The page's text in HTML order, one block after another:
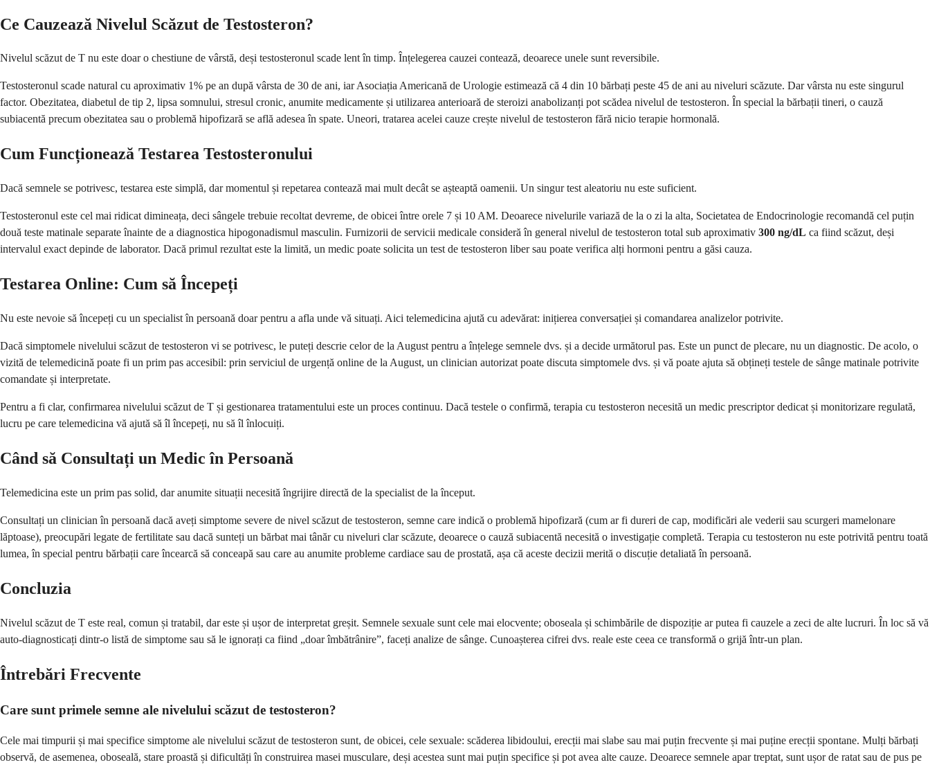
Ce Cauzează Nivelul Scăzut de Testosteron?
Nivelul scăzut de T nu este doar o chestiune de vârstă, deși testosteronul scade lent în timp. Înțelegerea cauzei contează, deoarece unele sunt reversibile.
Testosteronul scade natural cu aproximativ 1% pe an după vârsta de 30 de ani, iar Asociația Americană de Urologie estimează că 4 din 10 bărbați peste 45 de ani au niveluri scăzute. Dar vârsta nu este singurul
factor. Obezitatea, diabetul de tip 2, lipsa somnului, stresul cronic, anumite medicamente și utilizarea anterioară de steroizi anabolizanți pot scădea nivelul de testosteron. În special la bărbații tineri, o cauză
subiacentă precum obezitatea sau o problemă hipofizară se află adesea în spate. Uneori, tratarea acelei cauze crește nivelul de testosteron fără nicio terapie hormonală.
Cum Funcționează Testarea Testosteronului
Dacă semnele se potrivesc, testarea este simplă, dar momentul și repetarea contează mai mult decât se așteaptă oamenii. Un singur test aleatoriu nu este suficient.
Testosteronul este cel mai ridicat dimineața, deci sângele trebuie recoltat devreme, de obicei între orele 7 și 10 AM. Deoarece nivelurile variază de la o zi la alta, Societatea de Endocrinologie recomandă cel puțin
două teste matinale separate înainte de a diagnostica hipogonadismul masculin. Furnizorii de servicii medicale consideră în general nivelul de testosteron total sub aproximativ 300 ng/dL ca fiind scăzut, deși
intervalul exact depinde de laborator. Dacă primul rezultat este la limită, un medic poate solicita un test de testosteron liber sau poate verifica alți hormoni pentru a găsi cauza.
Testarea Online: Cum să Începeți
Nu este nevoie să începeți cu un specialist în persoană doar pentru a afla unde vă situați. Aici telemedicina ajută cu adevărat: inițierea conversației și comandarea analizelor potrivite.
Dacă simptomele nivelului scăzut de testosteron vi se potrivesc, le puteți descrie celor de la August pentru a înțelege semnele dvs. și a decide următorul pas. Este un punct de plecare, nu un diagnostic. De acolo, o
vizită de telemedicină poate fi un prim pas accesibil: prin serviciul de urgență online de la August, un clinician autorizat poate discuta simptomele dvs. și vă poate ajuta să obțineți testele de sânge matinale potrivite
comandate și interpretate.
Pentru a fi clar, confirmarea nivelului scăzut de T și gestionarea tratamentului este un proces continuu. Dacă testele o confirmă, terapia cu testosteron necesită un medic prescriptor dedicat și monitorizare regulată,
lucru pe care telemedicina vă ajută să îl începeți, nu să îl înlocuiți.
Când să Consultați un Medic în Persoană
Telemedicina este un prim pas solid, dar anumite situații necesită îngrijire directă de la specialist de la început.
Consultați un clinician în persoană dacă aveți simptome severe de nivel scăzut de testosteron, semne care indică o problemă hipofizară (cum ar fi dureri de cap, modificări ale vederii sau scurgeri mamelonare
lăptoase), preocupări legate de fertilitate sau dacă sunteți un bărbat mai tânăr cu niveluri clar scăzute, deoarece o cauză subiacentă necesită o investigație completă. Terapia cu testosteron nu este potrivită pentru toată
lumea, în special pentru bărbații care încearcă să conceapă sau care au anumite probleme cardiace sau de prostată, așa că aceste decizii merită o discuție detaliată în persoană.
Concluzia
Nivelul scăzut de T este real, comun și tratabil, dar este și ușor de interpretat greșit. Semnele sexuale sunt cele mai elocvente; oboseala și schimbările de dispoziție ar putea fi cauzele a zeci de alte lucruri. În loc să vă
auto-diagnosticați dintr-o listă de simptome sau să le ignorați ca fiind „doar îmbătrânire”, faceți analize de sânge. Cunoașterea cifrei dvs. reale este ceea ce transformă o grijă într-un plan.
Întrebări Frecvente
Care sunt primele semne ale nivelului scăzut de testosteron?
Cele mai timpurii și mai specifice simptome ale nivelului scăzut de testosteron sunt, de obicei, cele sexuale: scăderea libidoului, erecții mai slabe sau mai puțin frecvente și mai puține erecții spontane. Mulți bărbați
observă, de asemenea, oboseală, stare proastă și dificultăți în construirea masei musculare, deși acestea sunt mai puțin specifice și pot avea alte cauze. Deoarece semnele apar treptat, sunt ușor de ratat sau de pus pe